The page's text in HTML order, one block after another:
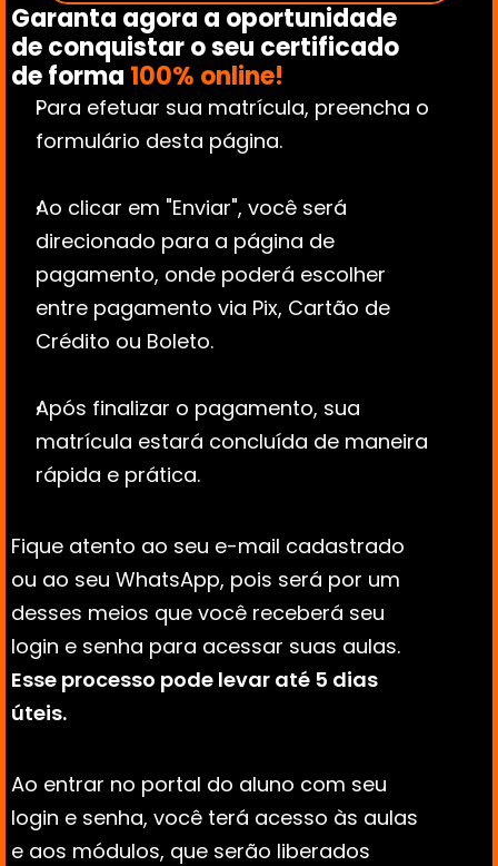
Garanta agora a oportunidade
de conquistar o seu certificado
de forma 100% online!
Para efetuar sua matrícula, preencha o
formulário desta página.
Ao clicar em "Enviar", você será
direcionado para a página de
pagamento, onde poderá escolher
entre pagamento via Pix, Cartão de
Crédito ou Boleto.
Após finalizar o pagamento, sua
matrícula estará concluída de maneira
rápida e prática.
Fique atento ao seu e-mail cadastrado
ou ao seu WhatsApp, pois será por um
desses meios que você receberá seu
Esse processo pode levar até 5 dias
úteis.
Ao entrar no portal do aluno com seu
login e senha, você terá acesso às aulas
e aos módulos, que serão liberados